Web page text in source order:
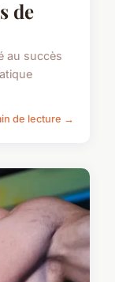
de
au succès
de lecture →